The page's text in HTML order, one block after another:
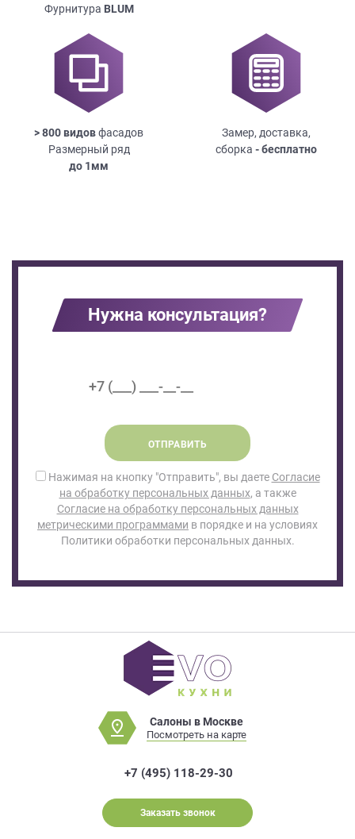
Фурнитура BLUM
> 800 видовфасадов
Размерный ряд
до 1мм
Замер, доставка,
сборка - бесплатно
Нужна консультация?
ОТПРАВИТЬ
Нажимая на кнопку "Отправить", вы даете Согласие
на обработку персональных данных, а также
Согласие на обработку персональных данных
метрическими программами в порядке и на условиях
Политики обработки персональных данных.
Салоны в Москве
Посмотреть на карте
+7 (495) 118-29-30
Заказать звонок